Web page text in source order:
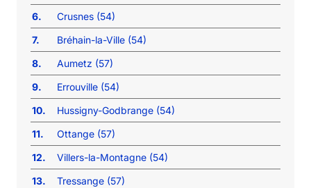
6.
Crusnes (54)
7.
Bréhain-la-Ville (54)
8.
Aumetz (57)
9.
Errouville (54)
10.
Hussigny-Godbrange (54)
11.
Ottange (57)
12.
Villers-la-Montagne (54)
13.
Tressange (57)